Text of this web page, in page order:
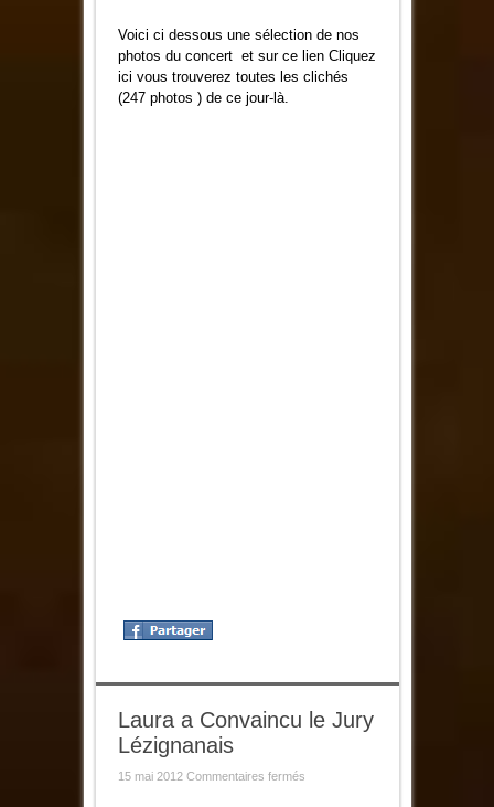
Voici ci dessous une sélection de nos
photos du concert et sur ce lien Cliquez
ici vous trouverez toutes les clichés
(247 photos ) de ce jour-là.
Laura a Convaincu le Jury
Lézignanais
15 mai 2012 Commentaires ferméssur